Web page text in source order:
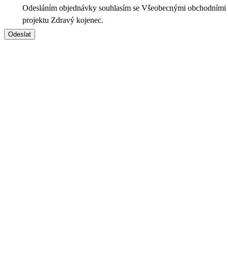
Odesláním objednávky souhlasím se Všeobecnými
projektu Zdravý kojenec.